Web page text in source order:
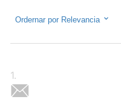
Ordernar por Relevancia
1.